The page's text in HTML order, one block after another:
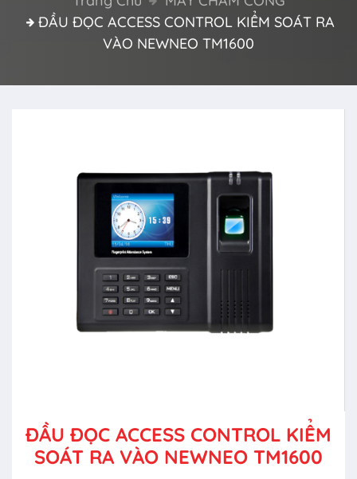
ĐẦU ĐỌC ACCESS CONTROL KIỂM SOÁT RA
VÀO NEWNEO TM1600
ĐẦU ĐỌC ACCESS CONTROL KIỂM
SOÁT RA VÀO NEWNEO TM1600